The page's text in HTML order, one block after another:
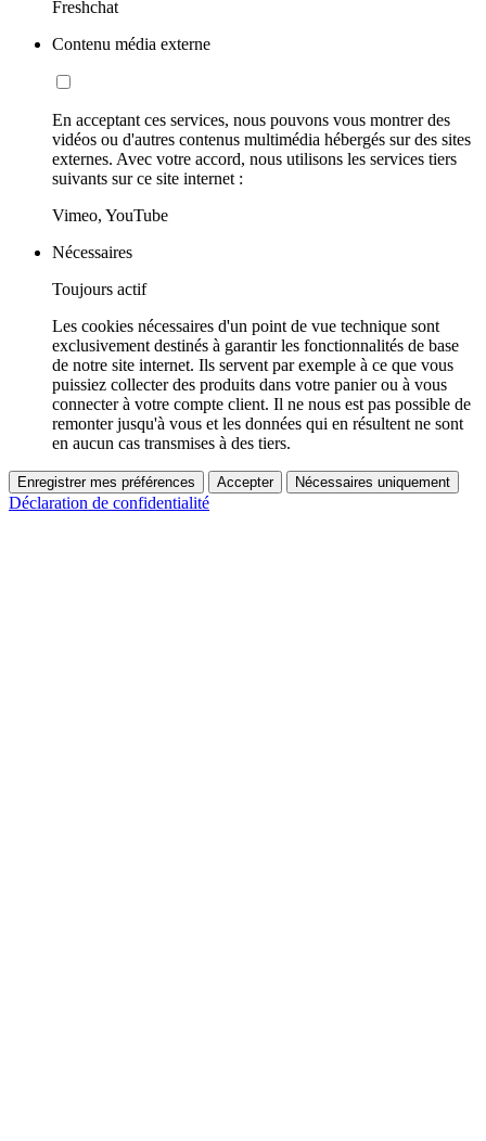
Freshchat
Contenu média externe
En acceptant ces services, nous pouvons vous montrer des
vidéos ou d'autres contenus multimédia hébergés sur des sites
externes. Avec votre accord, nous utilisons les services tiers
suivants sur ce site internet :
Vimeo, YouTube
Nécessaires
Toujours actif
Les cookies nécessaires d'un point de vue technique sont
exclusivement destinés à garantir les fonctionnalités de base
de notre site internet. Ils servent par exemple à ce que vous
puissiez collecter des produits dans votre panier ou à vous
connecter à votre compte client. Il ne nous est pas possible de
remonter jusqu'à vous et les données qui en résultent ne sont
en aucun cas transmises à des tiers.
Enregistrer mes préférences Accepter Nécessaires uniquement
Déclaration de confidentialité